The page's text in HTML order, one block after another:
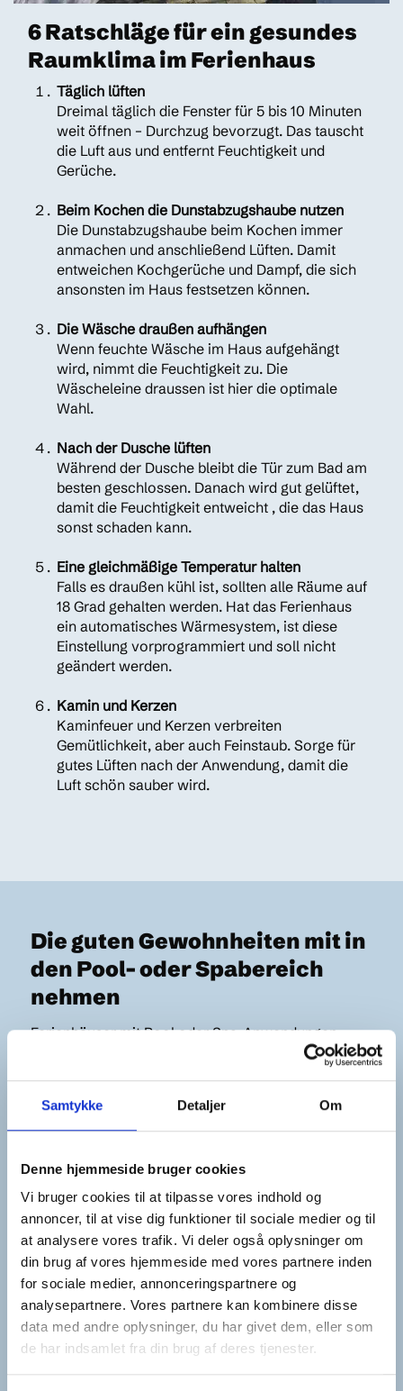
Samtykke Detaljer Om
Denne hjemmeside bruger cookies
Vi bruger cookies til at tilpasse vores indhold og
annoncer, til at vise dig funktioner til sociale medier og til
at analysere vores trafik. Vi deler også oplysninger om
din brug af vores hjemmeside med vores partnere inden
for sociale medier, annonceringspartnere og
analysepartnere. Vores partnere kan kombinere disse
data med andre oplysninger, du har givet dem, eller som
de har indsamlet fra din brug af deres tjenester.
6 Ratschläge für ein gesundes
Raumklima im Ferienhaus
Täglich lüften
Dreimal täglich die Fenster für 5 bis 10 Minuten
weit öffnen – Durchzug bevorzugt. Das tauscht
die Luft aus und entfernt Feuchtigkeit und
Gerüche.
Beim Kochen die Dunstabzugshaube nutzen
Die Dunstabzugshaube beim Kochen immer
anmachen und anschließend Lüften. Damit
entweichen Kochgerüche und Dampf, die sich
ansonsten im Haus festsetzen können.
Die Wäsche draußen aufhängen
Wenn feuchte Wäsche im Haus aufgehängt
wird, nimmt die Feuchtigkeit zu. Die
Wäscheleine draussen ist hier die optimale
Wahl.
Nach der Dusche lüften
Während der Dusche bleibt die Tür zum Bad am
besten geschlossen. Danach wird gut gelüftet,
damit die Feuchtigkeit entweicht , die das Haus
sonst schaden kann.
Eine gleichmäßige Temperatur halten
Falls es draußen kühl ist, sollten alle Räume auf
18 Grad gehalten werden. Hat das Ferienhaus
ein automatisches Wärmesystem, ist diese
Einstellung vorprogrammiert und soll nicht
geändert werden.
Kamin und Kerzen
Kaminfeuer und Kerzen verbreiten
Gemütlichkeit, aber auch Feinstaub. Sorge für
gutes Lüften nach der Anwendung, damit die
Luft schön sauber wird.
Die guten Gewohnheiten mit in
den Pool- oder Spabereich
nehmen
Ferienhäuser mit Pool oder Spa-Anwendungen
verbrauchen die meiste Energie durch Erhitzen von
Ein gesundes Raumklima und ein niedriger
Energieverbrauch kann dadurch erreicht werden,
wenn der nasse Boden gewischt und der Spa mit
dem dafür geeigneten Überzug zugedeckt werden.
Gut zu wissen: Der Energieverbrauch in einem
Ferienhaus mit Pool, Spa oder Holzfassbad ist
wesentlich höher als im herkömmlichen Ferienhaus
und daher nicht miteinander vergleichbar.